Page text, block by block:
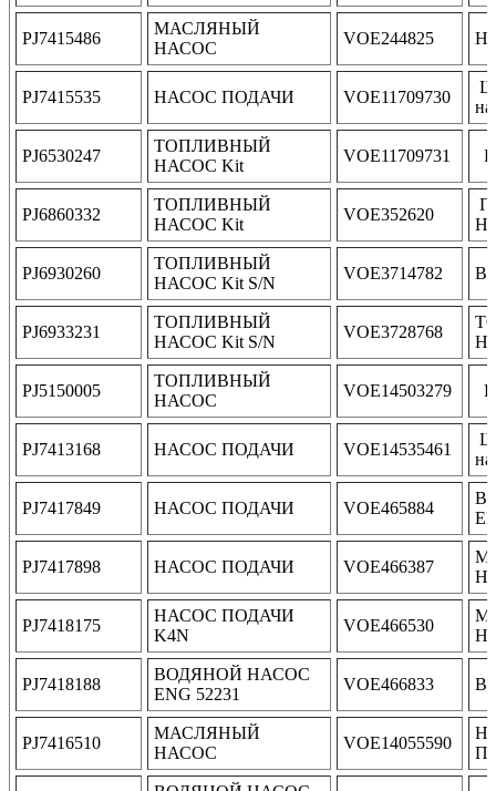
PJ7415486
МАСЛЯНЫЙ
НАСОС
VOE244825
PJ7415535 НАСОС ПОДАЧИ VOE11709730
PJ6530247
ТОПЛИВНЫЙ
НАСОС Kit
VOE11709731
PJ6860332
ТОПЛИВНЫЙ
НАСОС Kit
VOE352620
PJ6930260
ТОПЛИВНЫЙ
НАСОС Kit S/N
VOE3714782
PJ6933231
ТОПЛИВНЫЙ
НАСОС Kit S/N
VOE3728768
PJ5150005
ТОПЛИВНЫЙ
НАСОС
VOE14503279
PJ7413168 НАСОС ПОДАЧИ VOE14535461
PJ7417849 НАСОС ПОДАЧИ VOE465884
PJ7417898 НАСОС ПОДАЧИ VOE466387
PJ7418175
НАСОС ПОДАЧИ
K4N
VOE466530
PJ7418188
ВОДЯНОЙ НАСОС
ENG 52231
VOE466833
PJ7416510
МАСЛЯНЫЙ
НАСОС
VOE14055590